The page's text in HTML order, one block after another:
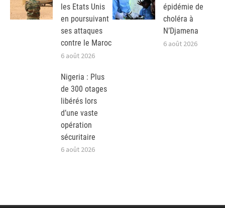
les Etats Unis
en poursuivant
ses attaques
contre le Maroc
6 août 2026
épidémie de
choléra à
N’Djamena
6 août 2026
Nigeria : Plus
de 300 otages
libérés lors
d’une vaste
opération
sécuritaire
6 août 2026